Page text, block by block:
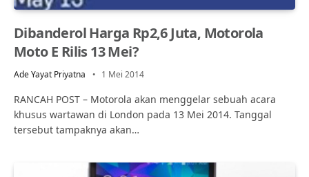
Dibanderol Harga Rp2,6 Juta, Motorola
Moto E Rilis 13 Mei?
Ade Yayat Priyatna 1 Mei 2014
RANCAH POST – Motorola akan menggelar sebuah acara
khusus wartawan di London pada 13 Mei 2014. Tanggal
tersebut tampaknya akan…